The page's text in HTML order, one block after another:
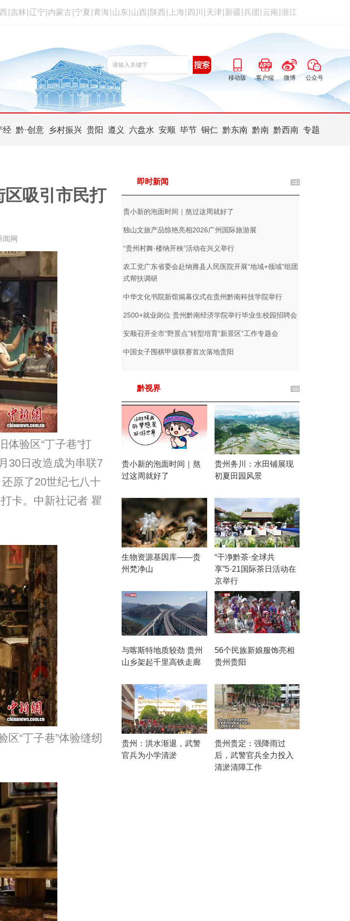
吉林 辽宁 内蒙古 宁夏 青海 山东 山西 陕西 上海 四川 天津 新疆 兵团 云南 浙江
移动版 客户端 微博 公众号
经 黔·创意 乡村振兴 贵阳 遵义 六盘水 安顺 毕节 铜仁 黔东南 黔南 黔西南 专题
吸引市民打
闻网
验区“丁子巷”打
30日改造成为串联7
原了20世纪七八十
卡。中新社记者 瞿
“丁子巷”体验缝纫
即时新闻
贵小新的泡面时间｜熬过这周就好了
独山文旅产品惊艳亮相2026广州国际旅游展
“贵州村舞·楼纳开秧”活动在兴义举行
农工党广东省委会赴纳雍县人民医院开展“地域+领域”组团
式帮扶调研
中华文化书院新馆揭幕仪式在贵州黔南科技学院举行
2500+就业岗位 贵州黔南经济学院举行毕业生校园招聘会
安顺召开全市“野景点”转型培育“新景区”工作专题会
中国女子围棋甲级联赛首次落地贵阳
黔视界
贵小新的泡面时间｜熬
过这周就好了
贵州务川：水田铺展现
初夏田园风景
生物资源基因库——贵
州梵净山
“干净黔茶·全球共
享”5·21国际茶日活动在
京举行
与喀斯特地质较劲 贵州
山乡架起千里高铁走廊
56个民族新娘服饰亮相
贵州贵阳
贵州：洪水渐退，武警
官兵为小学清淤
贵州贵定：强降雨过
后，武警官兵全力投入
清淤清障工作